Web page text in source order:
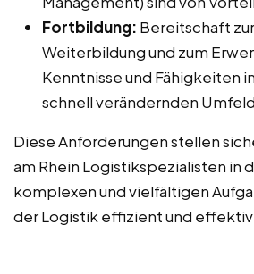
Fortbildung: Bereitschaft
Weiterbildung und zum
Kenntnisse und Fähigkeiten
schnell verändernden
Diese Anforderungen stellen
am Rhein Logistikspezialisten in
komplexen und vielfältigen
der Logistik effizient und